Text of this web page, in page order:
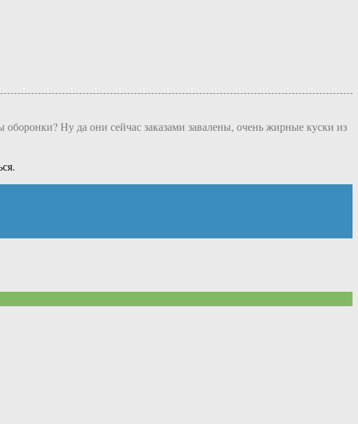
Ну да они сейчас заказами завалены, очень жирные куски из